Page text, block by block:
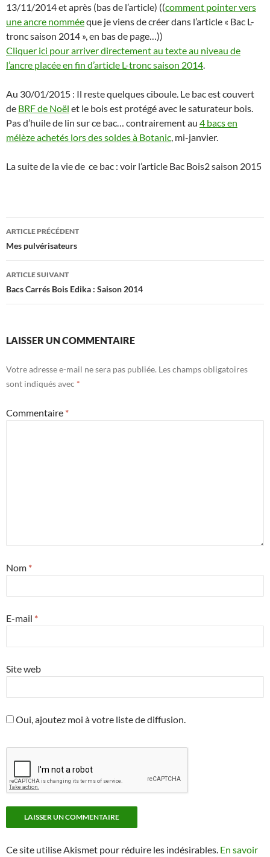
13/11/2014 et après (bas de l’article) ((comment pointer vers
une ancre nomméeque je viens de créer dans l’article « Bac L-
tronc saison 2014 », en bas de page…))
Cliquer ici pour arriver directement au texte au niveau de
l’ancre placée en fin d’article L-tronc saison 2014
Au 30/01/2015 : Il reste quelques ciboule. Le bac est couvert
de BRF de Noël et le bois est protégé avec le saturateur bois.
Pas d’huile de lin sur ce bac… contrairement au 4 bacs en
mélèze achetés lors des soldes à Botanic , mi-janvier.
La suite de la vie de ce bac : voir l’article Bac Bois2 saison 2015
Navigation
des
articles
ARTICLE PRÉCÉDENT
Mes pulvérisateurs
ARTICLE SUIVANT
Bacs Carrés Bois Edika : Saison 2014
LAISSER UN COMMENTAIRE
Votre adresse e-mail ne sera pas publiée. Les champs obligatoires
sont indiqués avec *
Commentaire *
Nom *
E-mail *
Site web
Oui, ajoutez moi à votre liste de diffusion.
Ce site utilise Akismet pour réduire les indésirables. En savoir